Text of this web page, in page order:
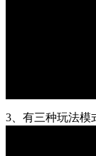
3、有三种玩法模